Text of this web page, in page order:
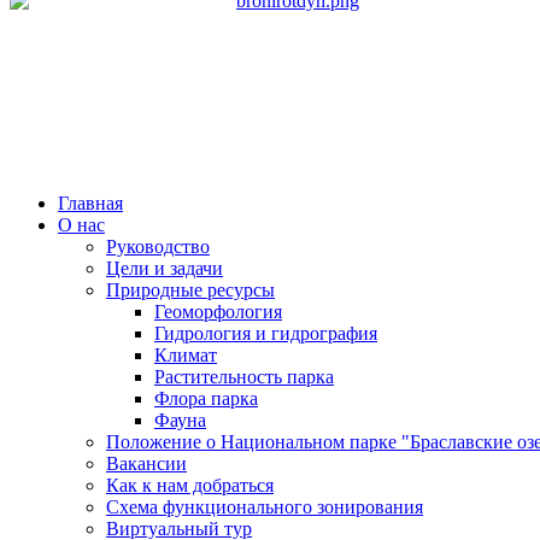
Главная
О нас
Руководство
Цели и задачи
Природные ресурсы
Геоморфология
Гидрология и гидрография
Климат
Растительность парка
Флора парка
Фауна
Положение о Национальном парке "Браславские
Вакансии
Как к нам добраться
Схема функционального зонирования
Виртуальный тур